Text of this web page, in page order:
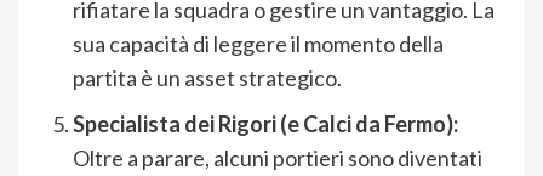
rifiatare la squadra o gestire un vantaggio. La
sua capacità di leggere il momento della
partita è un asset strategico.
Specialista dei Rigori (e Calci da Fermo):
Oltre a parare, alcuni portieri sono diventati